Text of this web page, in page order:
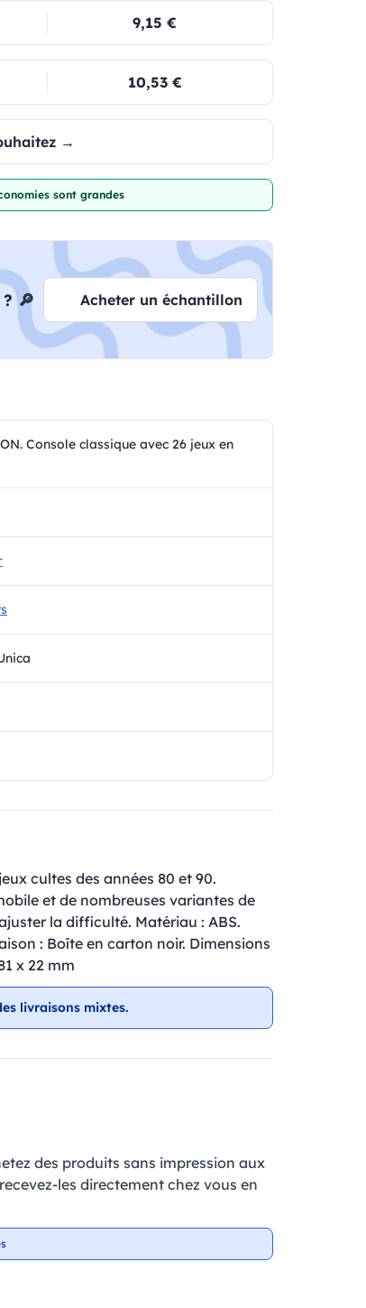
9,15 €
10,53 €
→
sont grandes
🔎 Acheter un échantillon
Console classique avec 26 jeux en
cultes des années 80 et 90.
et de nombreuses variantes de
la difficulté. Matériau : ABS.
: Boîte en carton noir. Dimensions
x 22 mm
livraisons mixtes.
des produits sans impression aux
les directement chez vous en